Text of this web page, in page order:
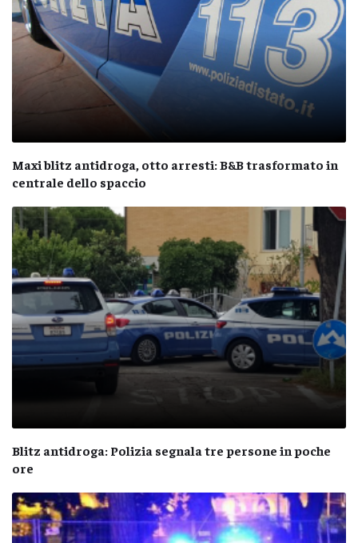
Maxi blitz antidroga, otto arresti: B&B trasformato in
centrale dello spaccio
Blitz antidroga: Polizia segnala tre persone in poche
ore